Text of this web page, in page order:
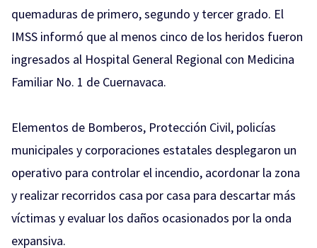
quemaduras de primero, segundo y tercer grado. El
IMSS informó que al menos cinco de los heridos fueron
ingresados al Hospital General Regional con Medicina
Familiar No. 1 de Cuernavaca.
Elementos de Bomberos, Protección Civil, policías
municipales y corporaciones estatales desplegaron un
operativo para controlar el incendio, acordonar la zona
y realizar recorridos casa por casa para descartar más
víctimas y evaluar los daños ocasionados por la onda
expansiva.